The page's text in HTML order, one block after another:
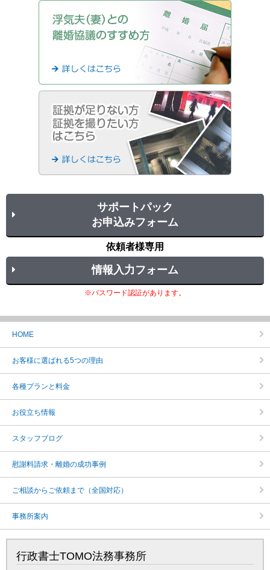
サポートパック
お申込みフォーム
依頼者様専用
情報入力フォーム
※パスワード認証があります。
HOME
お客様に選ばれる5つの理由
各種プランと料金
お役立ち情報
スタッフブログ
慰謝料請求・離婚の成功事例
ご相談からご依頼まで（全国対応）
事務所案内
行政書士TOMO法務事務所